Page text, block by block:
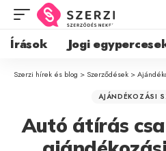
Írások Jogi
Szerzi hírek és blog > Szerződések >
AJÁNDÉKOZÁSI
Autó átírás